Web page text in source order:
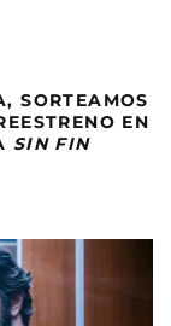
SORTEAMOS
EN
SIN FIN